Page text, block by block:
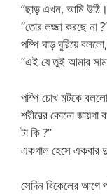
“ছাড় এখন, আমি
“তোর লজ্জা করছে না
পম্পি ঘাড় ঘুরিয়ে
“এই যে তুই আমার
পম্পি চোখ মটকে
শরীরের কোনো জায়গা
টা কি ?”
একগাল হেসে একবার
সেদিন বিকেলের আগে